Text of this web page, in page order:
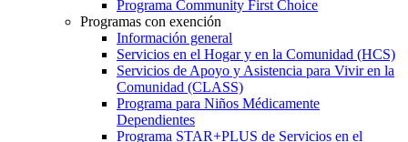
Programa Community First Choice
Programas con exención
Información general
Servicios en el Hogar y en la Comunidad (HCS)
Servicios de Apoyo y Asistencia para Vivir en la
Comunidad (CLASS)
Programa para Niños Médicamente
Dependientes
Programa STAR+PLUS de Servicios en el